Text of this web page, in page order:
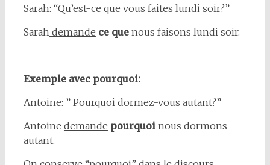
Sarah: “Qu’est-ce que vous faites lundi soir?”
Sarahdemande ce quenous faisons lundi soir.
Exemple avec pourquoi:
Antoine: ” Pourquoi dormez-vous autant?”
Antoine demande pourquoinous dormons
autant.